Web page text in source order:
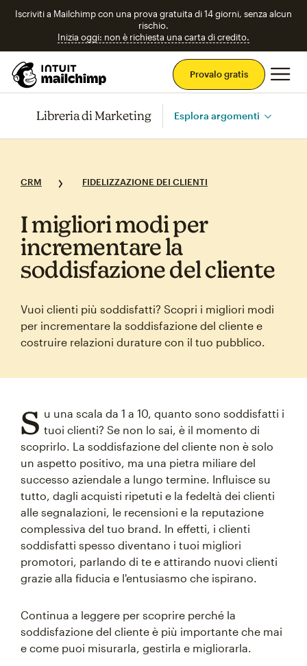
Iscriviti a Mailchimp con una prova gratuita di 14 giorni, senza alcun
rischio.
Inizia oggi: non è richiesta una carta di credito.
Provalo gratis
Libreria di Marketing Esplora argomenti
CRM FIDELIZZAZIONE DEI CLIENTI
I migliori modi per
incrementare la
soddisfazione del cliente
Vuoi clienti più soddisfatti? Scopri i migliori modi
per incrementare la soddisfazione del cliente e
costruire relazioni durature con il tuo pubblico.
S u una scala da 1 a 10, quanto sono soddisfatti i
tuoi clienti? Se non lo sai, è il momento di
scoprirlo. La soddisfazione del cliente non è solo
un aspetto positivo, ma una pietra miliare del
successo aziendale a lungo termine. Influisce su
tutto, dagli acquisti ripetuti e la fedeltà dei clienti
alle segnalazioni, le recensioni e la reputazione
complessiva del tuo brand. In effetti, i clienti
soddisfatti spesso diventano i tuoi migliori
promotori, parlando di te e attirando nuovi clienti
grazie alla fiducia e l'entusiasmo che ispirano.
Continua a leggere per scoprire perché la
soddisfazione del cliente è più importante che mai
e come puoi misurarla, gestirla e migliorarla.